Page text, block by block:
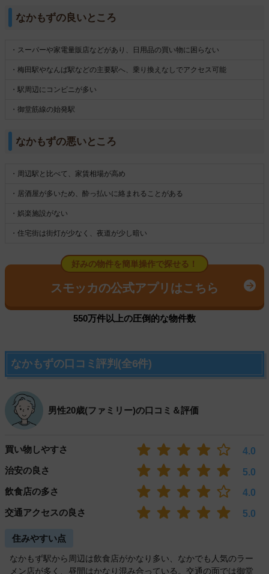
なかもずの良いところ
・スーパーや家電量販店などがあり、日用品の買い物に困らない
・梅田駅やなんば駅などの主要駅へ、乗り換えなしでアクセス可能
・駅周辺にコンビニが多い
・御堂筋線の始発駅
なかもずの悪いところ
・周辺駅と比べて、家賃相場が高め
・居酒屋が多いため、酔っ払いに絡まれることがある
・娯楽施設がない
・住宅街は街灯が少なく、夜道が少し暗い
好みの物件を簡単操作で探せる！
スモッカの公式アプリはこちら
550万件以上の圧倒的な物件数
なかもずの口コミ評判(全6件)
男性20歳(ファミリー)の口コミ＆評価
買い物しやすさ
4.0
治安の良さ
5.0
飲食店の多さ
4.0
交通アクセスの良さ
5.0
住みやすい点
なかもず駅から周辺は飲食店がかなり多い、なかでも人気のラー
メン店が多く、昼間はかなり混み合っている。交通の面では御堂